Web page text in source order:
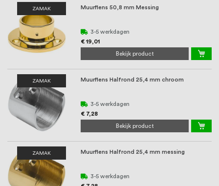
ZAMAK Muurflens 50,8 mm Messing
3-5 werkdagen
€ 19,01
Bekijk product
ZAMAK Muurflens Halfrond 25,4 mm chroom
3-5 werkdagen
€ 7,28
Bekijk product
ZAMAK Muurflens Halfrond 25,4 mm messing
3-5 werkdagen